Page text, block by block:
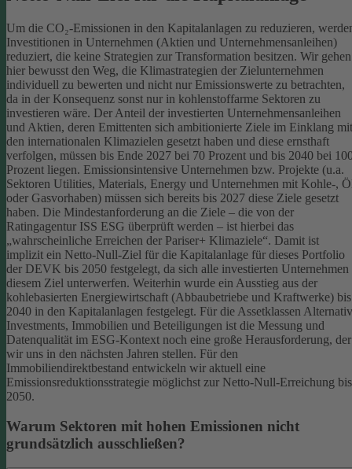
Um die CO₂-Emissionen in den Kapitalanlagen zu reduzieren,
Investitionen in Unternehmen (Aktien und Unternehmensanleihen)
reduziert, die keine Strategien zur Transformation besitzen. Wir gehen
hier bewusst den Weg, die Klimastrategien der Zielunternehmen
individuell zu bewerten und nicht nur Emissionswerte zu betrachten,
da in der Konsequenz sonst nur in kohlenstoffarme Sektoren zu
investieren wäre. Der Anteil der investierten Unternehmensanleihen
und Aktien, deren Emittenten sich ambitionierte Ziele im Einklang mit
den internationalen Klimazielen gesetzt haben und diese ernsthaft
verfolgen, müssen bis Ende 2027 bei 70 Prozent und bis 2040 bei
Prozent liegen. Emissionsintensive Unternehmen bzw. Projekte (u.a.
Sektoren Utilities, Materials, Energy und Unternehmen mit Kohle-,
oder Gasvorhaben) müssen sich bereits bis 2027 diese Ziele gesetzt
haben. Die Mindestanforderung an die Ziele – die von der
Ratingagentur ISS ESG überprüft werden – ist hierbei das
„wahrscheinliche Erreichen der Pariser+ Klimaziele“. Damit ist
implizit ein Netto-Null-Ziel für die Kapitalanlage für dieses Portfolio
der DEVK bis 2050 festgelegt, da sich alle investierten Unternehmen
diesem Ziel unterwerfen. Weiterhin wurde ein Ausstieg aus der
kohlebasierten Energiewirtschaft (Abbaubetriebe und Kraftwerke) bis
2040 in den Kapitalanlagen festgelegt. Für die Assetklassen
Investments, Immobilien und Beteiligungen ist die Messung und
Datenqualität im ESG-Kontext noch eine große Herausforderung, der
wir uns in den nächsten Jahren stellen. Für den
Immobiliendirektbestand entwickeln wir aktuell eine
Emissionsreduktionsstrategie möglichst zur Netto-Null-Erreichung bis
2050.
Warum Sektoren mit hohen Emissionen nicht
grundsätzlich ausschließen?